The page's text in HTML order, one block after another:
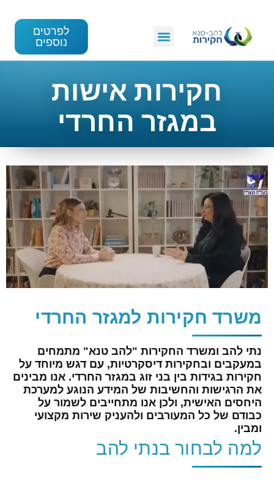
לפרטים
נוספים
חקירות אישות
במגזר החרדי
משרד חקירות למגזר החרדי
נתי להב ומשרד החקירות "להב טנא" מתמחים
במעקבים ובחקירות דיסקרטיות, עם דגש מיוחד על
חקירות בגידות בין בני זוג במגזר החרדי. אנו מבינים
את הרגישות והחשיבות של המידע הנוגע למערכת
היחסים האישית, ולכן אנו מתחייבים לשמור על
כבודם של כל המעורבים ולהעניק שירות מקצועי
ומבין.
למה לבחור בנתי להב